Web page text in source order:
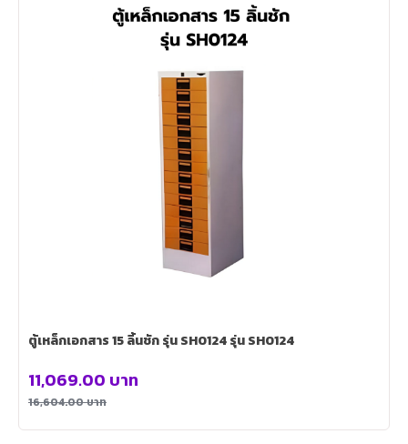
ตู้เหล็กเอกสาร 15 ลิ้นชัก รุ่น SH0124 รุ่น SH0124
16,604.00บาท
11,069.00 บาท